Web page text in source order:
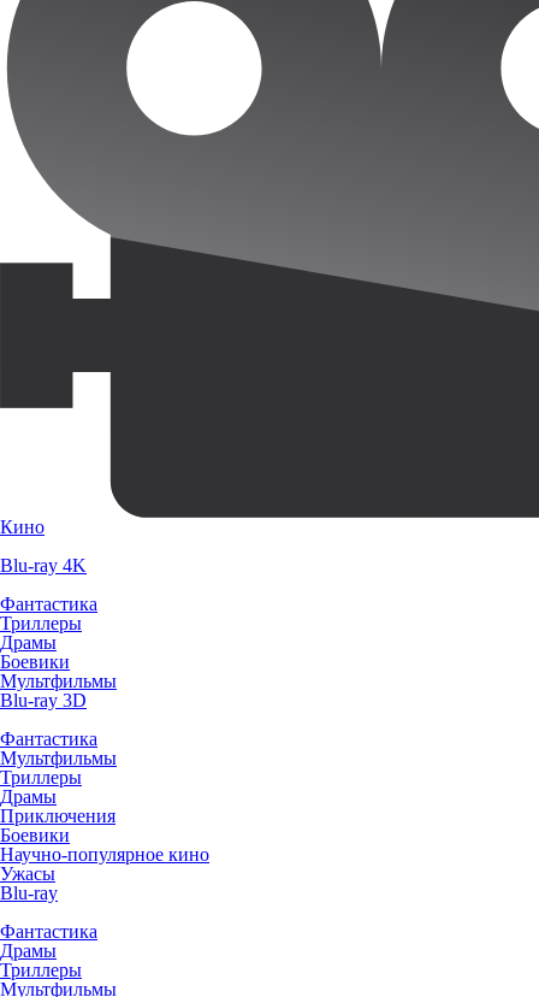
Кино
Blu-ray 4K
Фантастика
Триллеры
Драмы
Боевики
Мультфильмы
Blu-ray 3D
Фантастика
Мультфильмы
Триллеры
Драмы
Приключения
Боевики
Научно-популярное кино
Ужасы
Blu-ray
Фантастика
Драмы
Триллеры
Мультфильмы